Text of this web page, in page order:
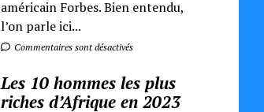
américain Forbes. Bien entendu,
l’on parle ici...
Commentaires sont désactivés
Les 10 hommes les plus
riches d’Afrique en 2023